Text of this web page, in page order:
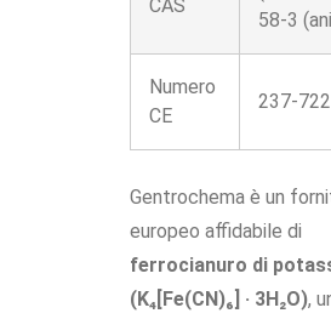
CAS
58-3
Numero
CE
237-
Gentrochema è un
europeo affidabile di
ferrocianuro di
(K₄[Fe(CN)₆] · 3H₂O),